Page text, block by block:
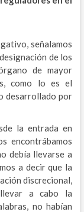
señalamos
de los
de mayor
como lo es el
desarrollado por
la entrada en
encontrábamos
debía llevarse a
a decir que la
discrecional,
a cabo la
no habían